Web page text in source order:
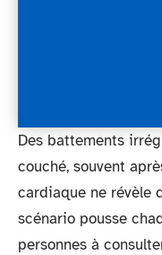
Des battements
couché, souvent
cardiaque ne révèle
scénario pousse
personnes à